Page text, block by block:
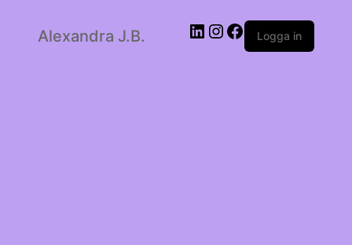
Alexandra J.B. LinkedIn
Instagram
Facebook
Logga in